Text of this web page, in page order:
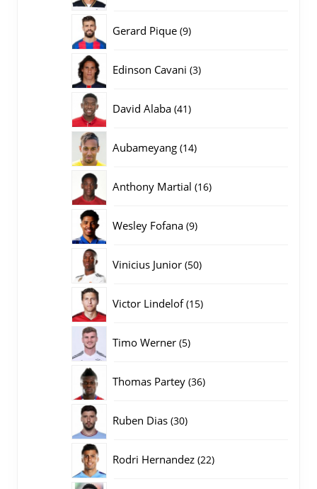
Gerard Pique 99
Edinson Cavani 33
David Alaba 4141
Aubameyang 1414
Anthony Martial 1616
Wesley Fofana 99
Vinicius Junior 5050
Victor Lindelof 1515
Timo Werner 55
Thomas Partey 3636
Ruben Dias 3030
Rodri Hernandez 2222